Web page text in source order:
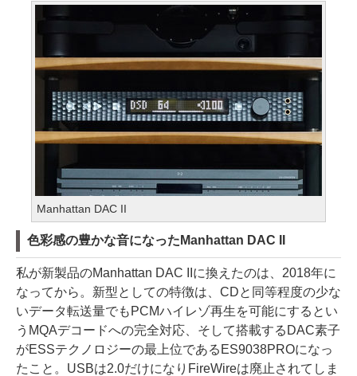
Manhattan DAC II
色彩感の豊かな音になったManhattan DAC II
私が新製品のManhattan DAC IIに換えたのは、2018年に
なってから。新型としての特徴は、CDと同等程度の少な
いデータ転送量でもPCMハイレゾ再生を可能にするとい
うMQAデコードへの完全対応、そして搭載するDAC素子
がESSテクノロジーの最上位であるES9038PROになっ
たこと。USBは2.0だけになりFireWireは廃止されてしま